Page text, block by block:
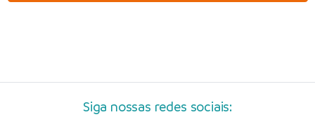
Siga nossas redes sociais: